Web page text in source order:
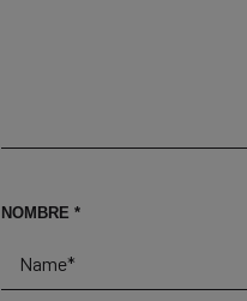
NOMBRE *